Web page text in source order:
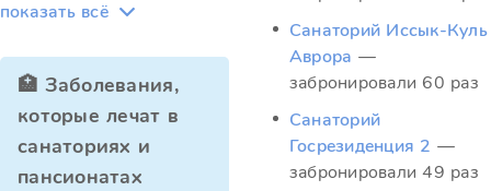
показать всё
🏥 Заболевания,
которые лечат в
санаториях и
пансионатах
Санаторий Иссык-Куль
Аврора —
забронировали 60 раз
Санаторий
Госрезиденция 2 —
забронировали 49 раз